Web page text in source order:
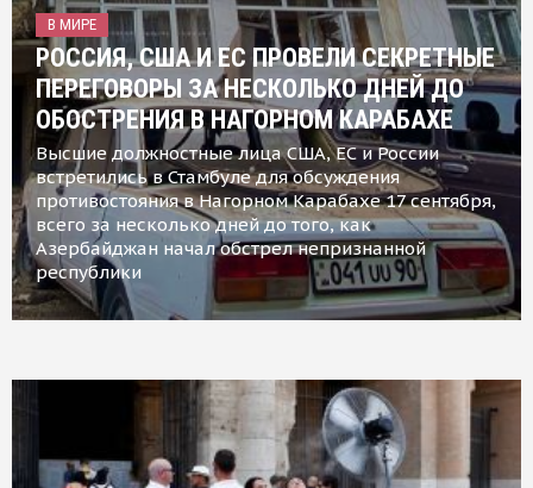
В МИРЕ
РОССИЯ, США И ЕС ПРОВЕЛИ СЕКРЕТНЫЕ
ПЕРЕГОВОРЫ ЗА НЕСКОЛЬКО ДНЕЙ ДО
ОБОСТРЕНИЯ В НАГОРНОМ КАРАБАХЕ
Высшие должностные лица США, ЕС и России
встретились в Стамбуле для обсуждения
противостояния в Нагорном Карабахе 17 сентября,
всего за несколько дней до того, как
Азербайджан начал обстрел непризнанной
республики